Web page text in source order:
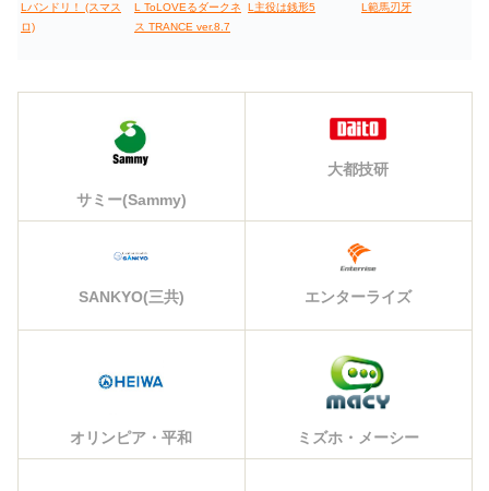
Lバンドリ！ (スマス
ロ)
L ToLOVEるダークネ
ス TRANCE ver.8.7
L主役は銭形5 L範馬刃牙
サミー(Sammy)
大都技研
SANKYO(三共) エンターライズ
オリンピア・平和 ミズホ・メーシー